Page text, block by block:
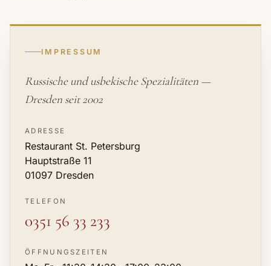
IMPRESSUM
Russische und usbekische Spezialitäten —
Dresden seit 2002
ADRESSE
Restaurant St. Petersburg
Hauptstraße 11
01097 Dresden
TELEFON
0351 56 33 233
ÖFFNUNGSZEITEN